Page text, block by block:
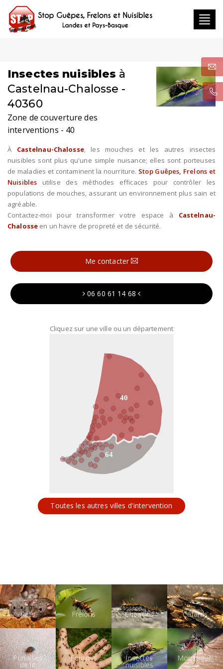
Insectes nuisibles à
Castelnau-Chalosse -
40360
Zone de couverture des
interventions - 40
À Castelnau-Chalosse, les mouches et les autres insectes
nuisibles sont plus qu'une simple nuisance; elles sont porteuses
de maladies et contaminent la nourriture. Stop Guêpes, Frelons et
Nuisibles utilise des méthodes efficaces pour contrôler les
populations de mouches, assurant un environnement plus sain et
agréable.
Contactez-moi pour transformer votre espace à Castelnau-
Chalosse en un havre de propreté et de sécurité.
Me contacter
06 60 61 14 68
Cliquez sur une ville ou un département
64
40
Toutes les autres villes d'intervention
Rats Frelons Chenilles Cafards
Punaises
de lit
Fourmis Insectes
nuisibles
Moustiques